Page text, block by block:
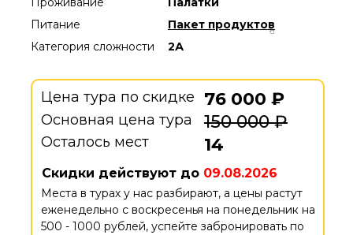
Пакет продуктов
Питание
Категория сложности 2А
Цена тура по скидке
76 000 ₽
150 000 ₽
Основная цена тура
Осталось мест
14
Места в турах у нас разбирают, а цены растут
еженедельно с воскресенья на понедельник на
500 - 1000 рублей, успейте забронировать по
Скидки действуют до 09.08.2026